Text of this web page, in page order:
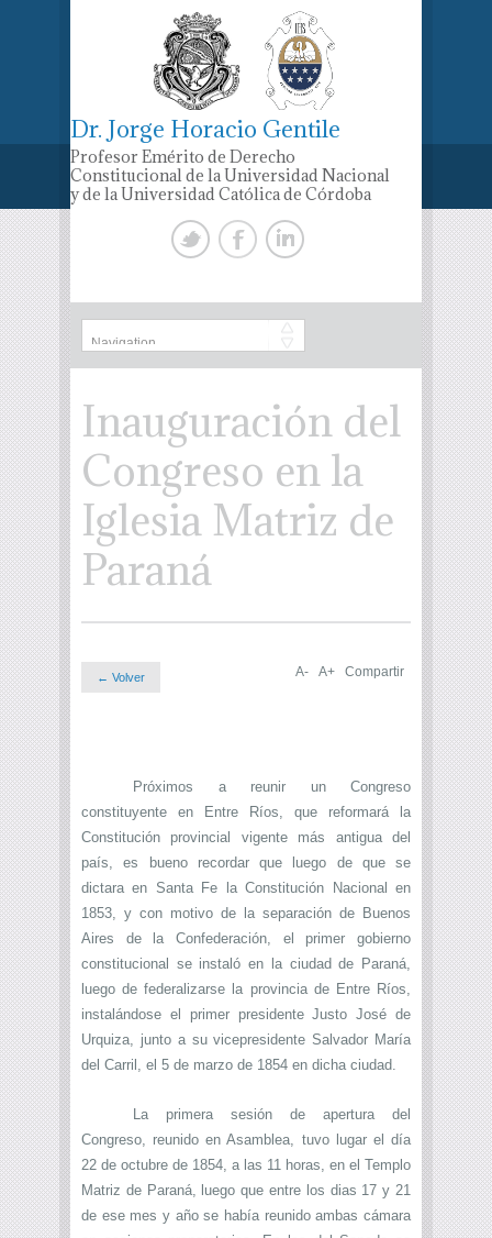
Dr. Jorge Horacio Gentile
Profesor Emérito de Derecho
Constitucional de la Universidad Nacional
y de la Universidad Católica de Córdoba
Inauguración del
Congreso en la
Iglesia Matriz de
Paraná
← Volver A- A+ Compartir
Próximos a reunir un Congreso
constituyente en Entre Ríos, que reformará la
Constitución provincial vigente más antigua del
país, es bueno recordar que luego de que se
dictara en Santa Fe la Constitución Nacional en
1853, y con motivo de la separación de Buenos
Aires de la Confederación, el primer gobierno
constitucional se instaló en la ciudad de Paraná,
luego de federalizarse la provincia de Entre Ríos,
instalándose el primer presidente Justo José de
Urquiza, junto a su vicepresidente Salvador María
del Carril, el 5 de marzo de 1854 en dicha ciudad.
La primera sesión de apertura del
Congreso, reunido en Asamblea, tuvo lugar el día
22 de octubre de 1854, a las 11 horas, en el Templo
Matriz de Paraná, luego que entre los dias 17 y 21
de ese mes y año se había reunido ambas cámara